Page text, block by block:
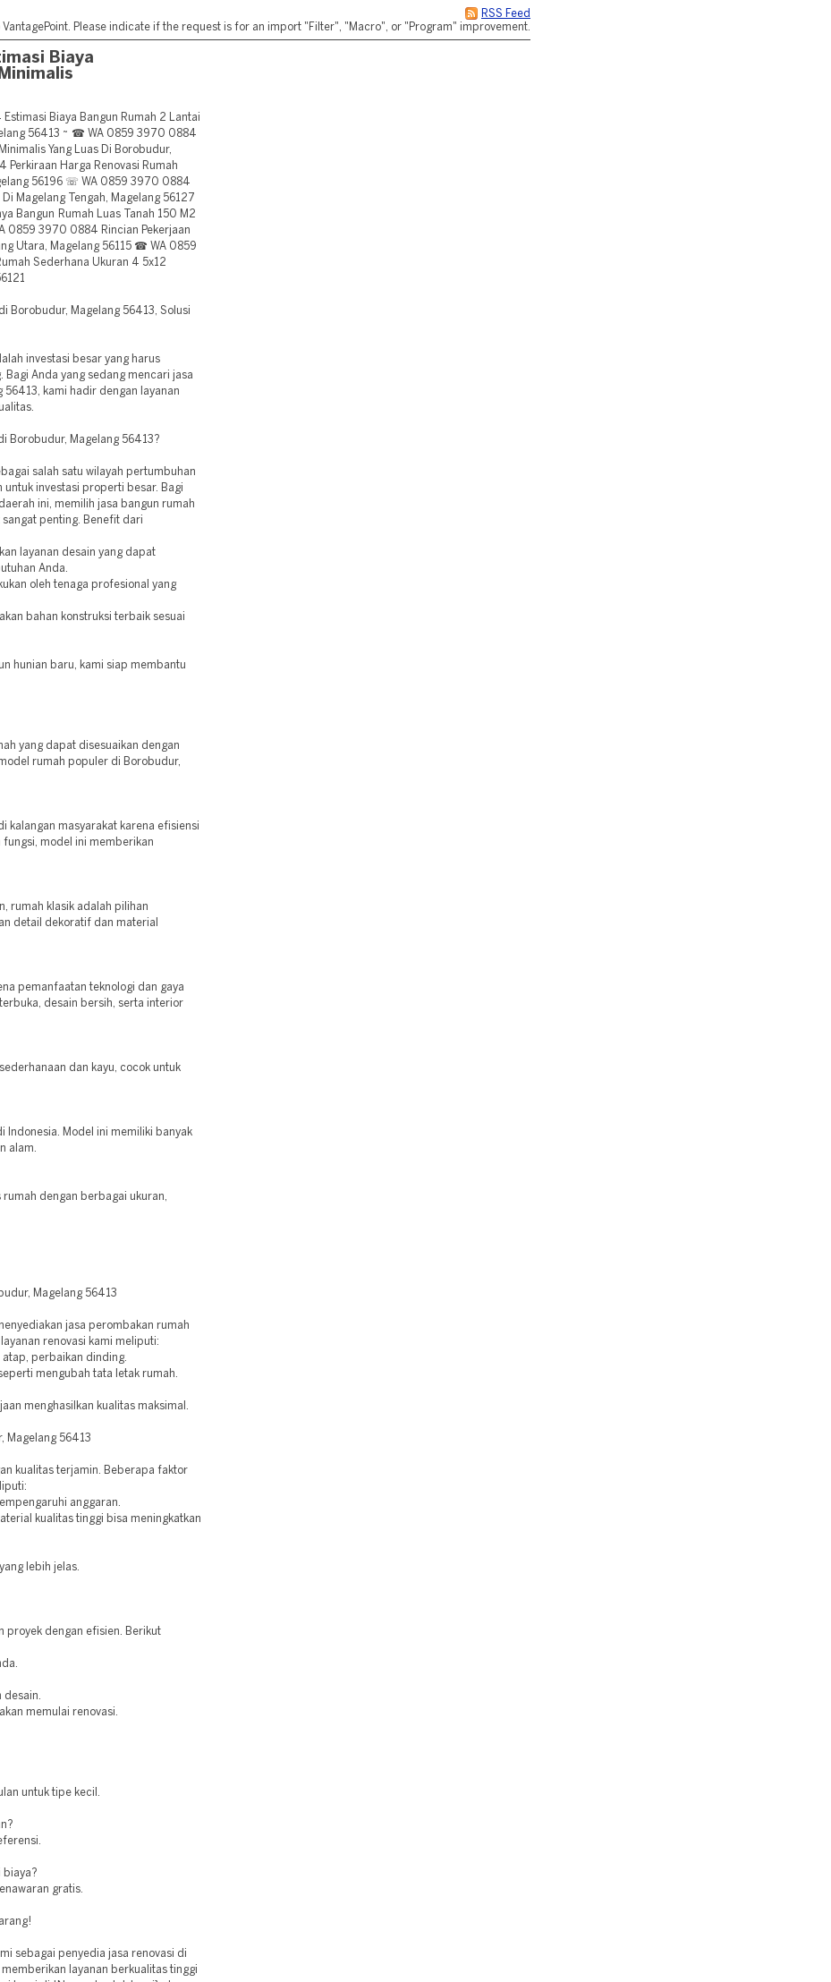
RSS Feed
Please indicate if the request is for an import "Filter", "Macro", or "Program" improvement.
Biaya
Biaya Bangun Rumah 2 Lantai
56413 ~ ☎ WA 0859 3970 0884
Yang Luas Di Borobudur,
Harga Renovasi Rumah
56196 ☏ WA 0859 3970 0884
Magelang Tengah, Magelang 56127
Bangun Rumah Luas Tanah 150 M2
0859 3970 0884 Rincian Pekerjaan
Utara, Magelang 56115 ☎ WA 0859
Sederhana Ukuran 4 5x12
Borobudur, Magelang 56413, Solusi
investasi besar yang harus
Anda yang sedang mencari jasa
56413, kami hadir dengan layanan
Borobudur, Magelang 56413?
salah satu wilayah pertumbuhan
untuk investasi properti besar. Bagi
ini, memilih jasa bangun rumah
penting. Benefit dari
layanan desain yang dapat
Anda.
oleh tenaga profesional yang
bahan konstruksi terbaik sesuai
hunian baru, kami siap membantu
yang dapat disesuaikan dengan
rumah populer di Borobudur,
kalangan masyarakat karena efisiensi
model ini memberikan
rumah klasik adalah pilihan
detail dekoratif dan material
pemanfaatan teknologi dan gaya
desain bersih, serta interior
dan kayu, cocok untuk
Indonesia. Model ini memiliki banyak
alam.
dengan berbagai ukuran,
Magelang 56413
jasa perombakan rumah
renovasi kami meliputi:
perbaikan dinding.
mengubah tata letak rumah.
menghasilkan kualitas maksimal.
Magelang 56413
kualitas terjamin. Beberapa faktor
anggaran.
kualitas tinggi bisa meningkatkan
lebih jelas.
proyek dengan efisien. Berikut
memulai renovasi.
untuk tipe kecil.
biaya?
gratis.
sebagai penyedia jasa renovasi di
layanan berkualitas tinggi